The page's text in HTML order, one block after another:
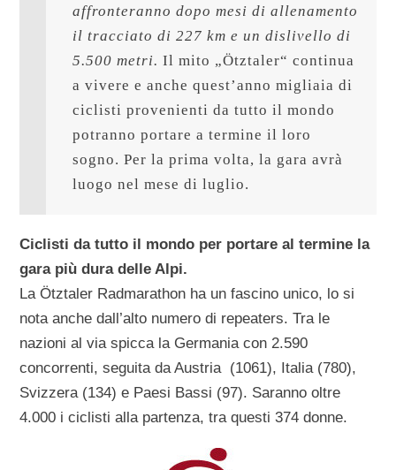
affronteranno dopo mesi di allenamento
il tracciato di 227 km e un dislivello di
5.500 metri. Il mito „Ötztaler“ continua
a vivere e anche quest’anno migliaia di
ciclisti provenienti da tutto il mondo
potranno portare a termine il loro
sogno. Per la prima volta, la gara avrà
luogo nel mese di luglio.
Ciclisti da tutto il mondo per portare al termine la
gara più dura delle Alpi.
La Ötztaler Radmarathon ha un fascino unico, lo si
nota anche dall’alto numero di repeaters. Tra le
nazioni al via spicca la Germania con 2.590
concorrenti, seguita da Austria (1061), Italia (780),
Svizzera (134) e Paesi Bassi (97). Saranno oltre
4.000 i ciclisti alla partenza, tra questi 374 donne.